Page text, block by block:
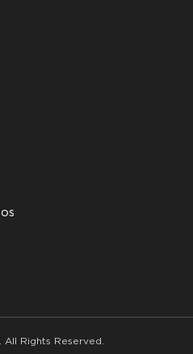
Rights Reserved.